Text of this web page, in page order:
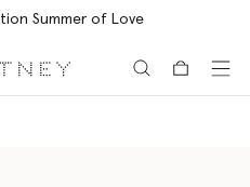
sur toutes les commandes